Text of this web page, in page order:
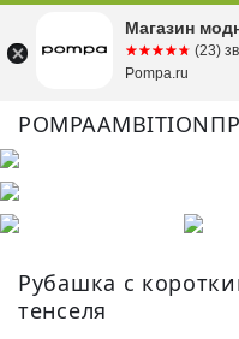
POMPAAMBITION
КУПИТЬ ОБРАЗ
Рубашка с
тенселя
Магазин
☆☆☆☆☆
★★★★★ (23)
Pompa.ru